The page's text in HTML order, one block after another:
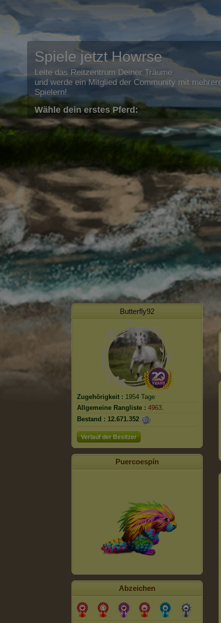
Spiele jetzt Howrse
Leite das Reitzentrum Deiner Träume
und werde ein Mitglied der Community mit
Spielern!
Wähle dein erstes Pferd:
Butterfly92
Zugehörigkeit : 1954 Tage
Allgemeine Rangliste : 4963.
Bestand : 12.671.352
Verlauf der Besitzer
Puercoespín
Abzeichen